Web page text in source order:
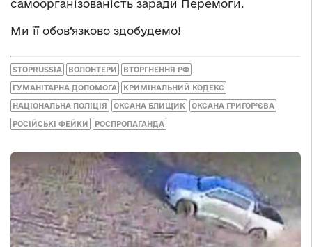
самоорганізованість заради Перемоги.
Ми її обов’язково здобудемо!
STOPRUSSIA ВОЛОНТЕРИ ВТОРГНЕННЯ РФ
ГУМАНІТАРНА ДОПОМОГА КРИМІНАЛЬНИЙ КОДЕКС
НАЦІОНАЛЬНА ПОЛІЦІЯ ОКСАНА БЛИЩИК ОКСАНА ГРИГОР’ЄВА
РОСІЙСЬКІ ФЕЙКИ РОСПРОПАГАНДА